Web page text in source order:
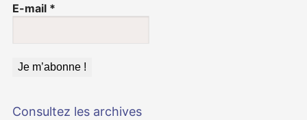
E-mail *
Consultez les archives